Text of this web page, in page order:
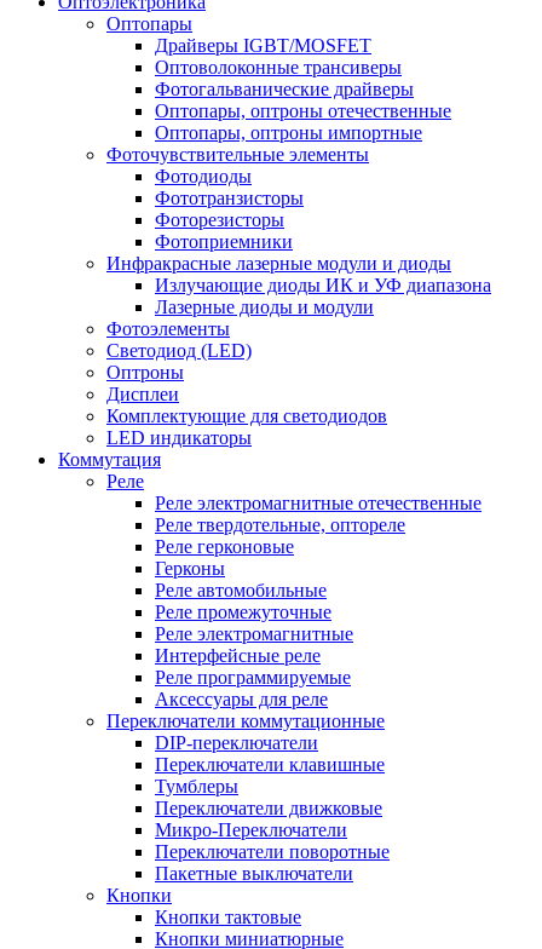
Оптопары
Драйверы IGBT/MOSFET
Оптоволоконные трансиверы
Фотогальванические драйверы
Оптопары, оптроны отечественные
Оптопары, оптроны импортные
Фоточувствительные элементы
Фотодиоды
Фототранзисторы
Фоторезисторы
Фотоприемники
Инфракрасные лазерные модули и диоды
Излучающие диоды ИК и УФ диапазона
Лазерные диоды и модули
Фотоэлементы
Светодиод (LED)
Оптроны
Дисплеи
Комплектующие для светодиодов
LED индикаторы
Коммутация
Реле
Реле электромагнитные отечественные
Реле твердотельные, оптореле
Реле герконовые
Герконы
Реле автомобильные
Реле промежуточные
Реле электромагнитные
Интерфейсные реле
Реле программируемые
Аксессуары для реле
Переключатели коммутационные
DIP-переключатели
Переключатели клавишные
Тумблеры
Переключатели движковые
Микро-Переключатели
Переключатели поворотные
Пакетные выключатели
Кнопки
Кнопки тактовые
Кнопки миниатюрные